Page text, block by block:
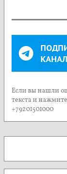
КАНАЛ
Если вы нашли
текста и
+79201501000